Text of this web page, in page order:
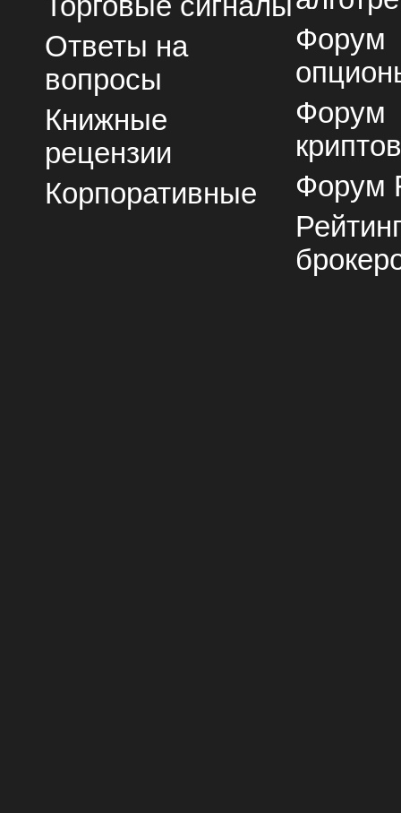
Торговые сигналы
Ответы на
вопросы
Книжные
рецензии
Корпоративные
Форум
Форум
Форум